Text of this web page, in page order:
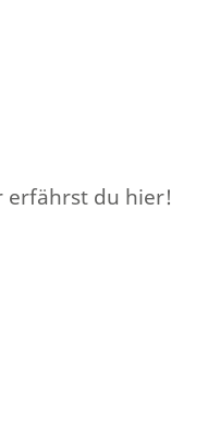
erfährst du hier!